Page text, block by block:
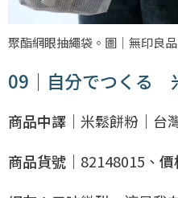
聚酯網眼抽繩袋。圖｜無印良品
09｜自分でつくる
商品中譯｜ 米鬆餅粉｜台
商品貨號｜ 82148015、 價